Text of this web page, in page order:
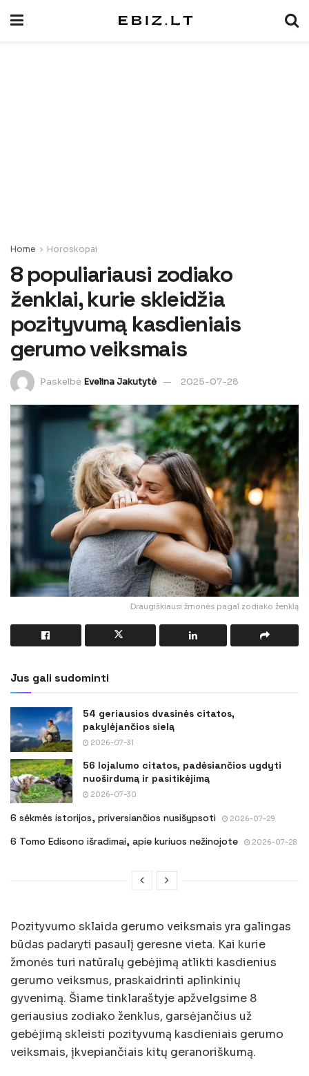
Home Horoskopai
8 populiariausi zodiako
ženklai, kurie skleidžia
pozityvumą kasdieniais
gerumo veiksmais
Paskelbė Evelina Jakutytė 2025-07-28
Draugiškiausi žmonės pagal zodiako ženklą
Jus gali sudominti
54 geriausios dvasinės citatos,
pakylėjančios sielą
2026-07-31
56 lojalumo citatos, padėsiančios ugdyti
nuoširdumą ir pasitikėjimą
2026-07-30
6 sėkmės istorijos, priversiančios nusišypsoti 2026-07-29
6 Tomo Edisono išradimai, apie kuriuos nežinojote 2026-07-28
Pozityvumo sklaida gerumo veiksmais yra galingas
būdas padaryti pasaulį geresne vieta. Kai kurie
žmonės turi natūralų gebėjimą atlikti kasdienius
gerumo veiksmus, praskaidrinti aplinkinių
gyvenimą. Šiame tinklaraštyje apžvelgsime 8
geriausius zodiako ženklus, garsėjančius už
gebėjimą skleisti pozityvumą kasdieniais gerumo
veiksmais, įkvepiančiais kitų geranoriškumą.